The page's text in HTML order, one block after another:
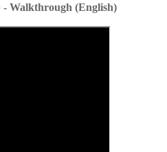
- Walkthrough (English)